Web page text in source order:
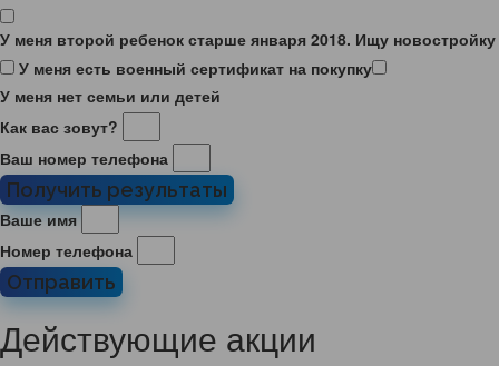
У меня второй ребенок старше января 2018. Ищу новостройку
У меня есть военный сертификат на покупку
У меня нет семьи или детей
Как вас зовут?
Ваш номер телефона
Получить результаты
Ваше имя
Номер телефона
Отправить
Действующие акции